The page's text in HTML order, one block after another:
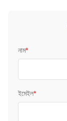
নাম*
ইমেইল*